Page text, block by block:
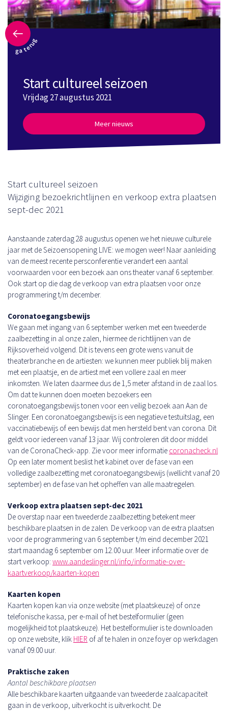
ga terug
Start cultureel seizoen
Vrijdag 27 augustus 2021
Meer nieuws
Start cultureel seizoen
Wijziging bezoekrichtlijnen en verkoop extra plaatsen
sept-dec 2021
Aanstaande zaterdag 28 augustus openen we het nieuwe culturele
jaar met de Seizoensopening LIVE: we mogen weer! Naar aanleiding
van de meest recente persconferentie verandert een aantal
voorwaarden voor een bezoek aan ons theater vanaf 6 september.
Ook start op die dag de verkoop van extra plaatsen voor onze
programmering t/m december.
Coronatoegangsbewijs
We gaan met ingang van 6 september werken met een tweederde
zaalbezetting in al onze zalen, hiermee de richtlijnen van de
Rijksoverheid volgend. Dit is tevens een grote wens vanuit de
theaterbranche en de artiesten: we kunnen meer publiek blij maken
met een plaatsje, en de artiest met een vollere zaal en meer
inkomsten. We laten daarmee dus de 1,5 meter afstand in de zaal los.
Om dat te kunnen doen moeten bezoekers een
coronatoegangsbewijs tonen voor een veilig bezoek aan Aan de
Slinger. Een coronatoegangsbewijs is een negatieve testuitslag, een
vaccinatiebewijs of een bewijs dat men hersteld bent van corona. Dit
geldt voor iedereen vanaf 13 jaar. Wij controleren dit door middel
van de CoronaCheck-app. Zie voor meer informatie coronacheck.nl
Op een later moment beslist het kabinet over de fase van een
volledige zaalbezetting met coronatoegangsbewijs (wellicht vanaf 20
september) en de fase van het opheffen van alle maatregelen.
Verkoop extra plaatsen sept-dec 2021
De overstap naar een tweederde zaalbezetting betekent meer
beschikbare plaatsen in de zalen. De verkoop van de extra plaatsen
voor de programmering van 6 september t/m eind december 2021
start maandag 6 september om 12.00 uur. Meer informatie over de
start verkoop: www.aandeslinger.nl/info/informatie-over-
kaartverkoop/kaarten-kopen
Kaarten kopen
Kaarten kopen kan via onze website (met plaatskeuze) of onze
telefonische kassa, per e-mail of het bestelformulier (geen
mogelijkheid tot plaatskeuze). Het bestelformulier is te downloaden
op onze website, klik HIER of af te halen in onze foyer op werkdagen
vanaf 09.00 uur.
Praktische zaken
Aantal beschikbare plaatsen
Alle beschikbare kaarten uitgaande van tweederde zaalcapaciteit
gaan in de verkoop, uitverkocht is uitverkocht. De